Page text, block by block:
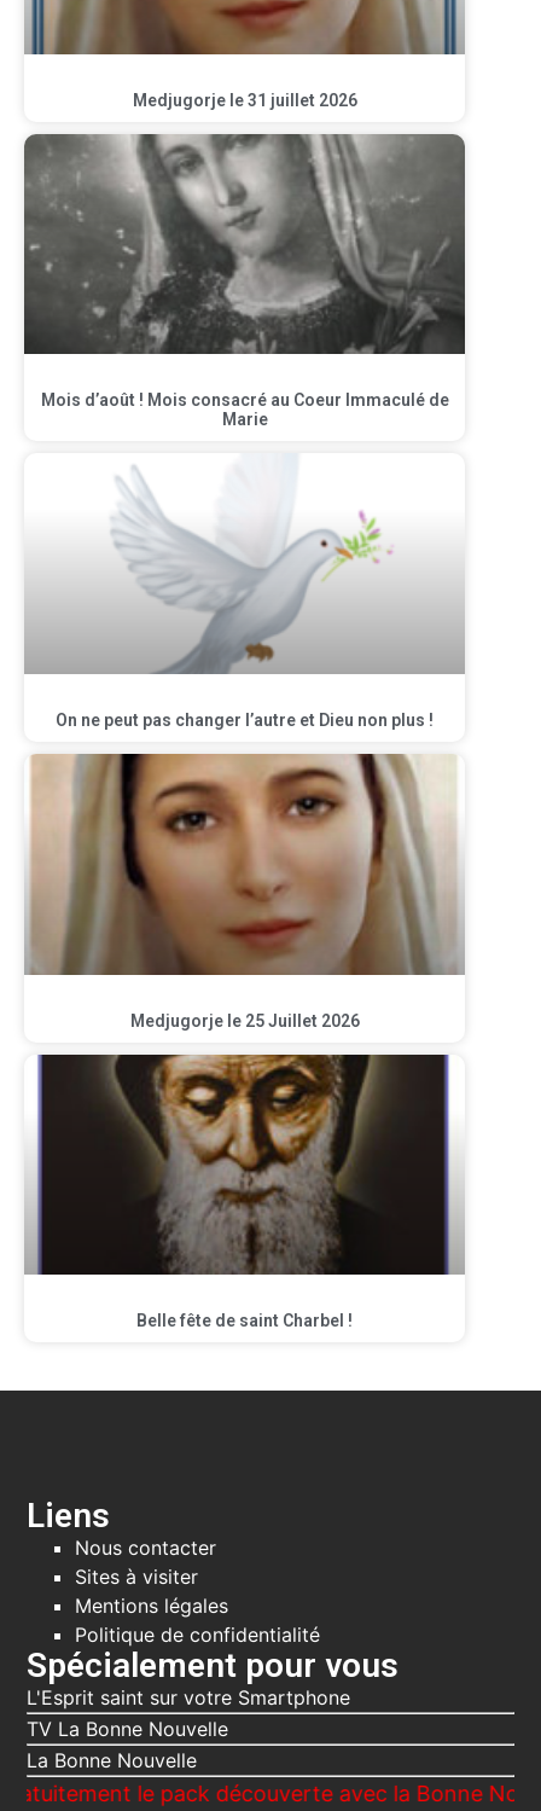
Medjugorje le 31 juillet 2026
Mois d’août ! Mois consacré au Coeur Immaculé de
Marie
On ne peut pas changer l’autre et Dieu non plus !
Medjugorje le 25 Juillet 2026
Belle fête de saint Charbel !
Liens
Nous contacter
Sites à visiter
Mentions légales
Politique de confidentialité
Spécialement pour vous
L'Esprit saint sur votre Smartphone
TV La Bonne Nouvelle
La Bonne Nouvelle
le pack découverte avec la Bonne Nouvelle,